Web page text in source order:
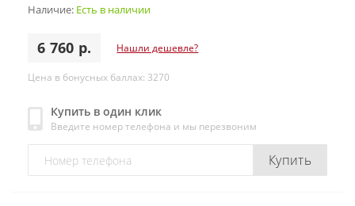
Наличие: Есть в наличии
6 760 р. Нашли дешевле?
Цена в бонусных баллах: 3270
Купить в один клик
Введите номер телефона и мы перезвоним
Купить